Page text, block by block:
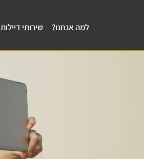
למה אנחנו? שירותי דיילות